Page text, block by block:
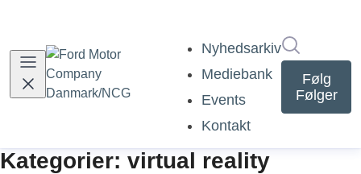
Nyhedsarkiv
Mediebank
Events
Kontakt
Følg
Følger
Kategorier: virtual reality